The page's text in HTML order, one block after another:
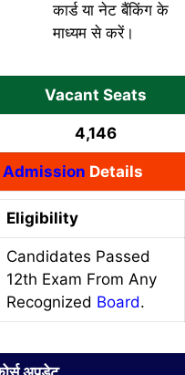
कार्ड या नेट बैंकिंग के
माध्यम से करें।
Vacant Seats
4,146
Admission Details
Eligibility
Candidates Passed
12th Exam From Any
Recognized Board.